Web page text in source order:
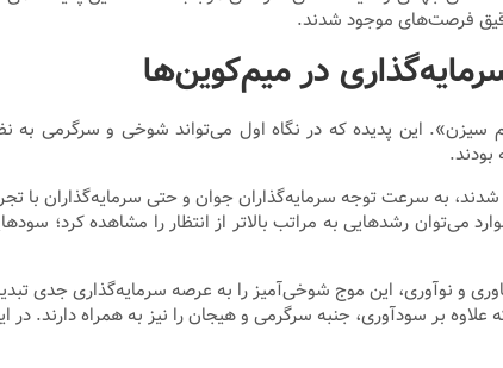
فرصت‌های موجود شدند.
در میم‌کوین‌ها
سیزن». این پدیده که در نگاه اول می‌تواند شوخی و سرگرمی
به سرعت توجه سرمایه‌گذاران جوان و حتی سرمایه‌گذاران با
می‌توان رشدهایی به مراتب بالاتر از انتظار را مشاهده کرد؛
و نوآوری، این موج شوخی‌آمیز را به عرصه سرمایه‌گذاری جدی
بر سودآوری، جنبه سرگرمی و هیجان را نیز به همراه دارند. در